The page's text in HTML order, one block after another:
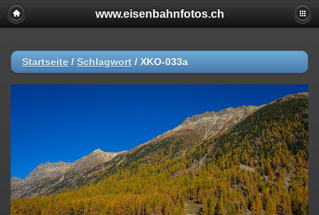
www.eisenbahnfotos.ch
Startseite / Schlagwort / XKO-033a